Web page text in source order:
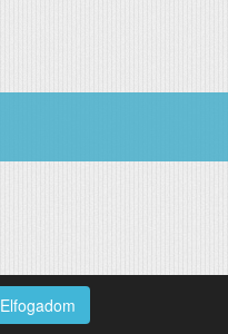
Elfogadom
Webdesign by loomify developer team